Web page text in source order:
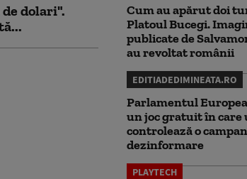
dolari".
Cum au apărut doi
Platoul Bucegi.
publicate de
au revoltat românii
EDITIADEDIMINEATA.RO
Parlamentul
un joc gratuit în
controlează o
dezinformare
PLAYTECH